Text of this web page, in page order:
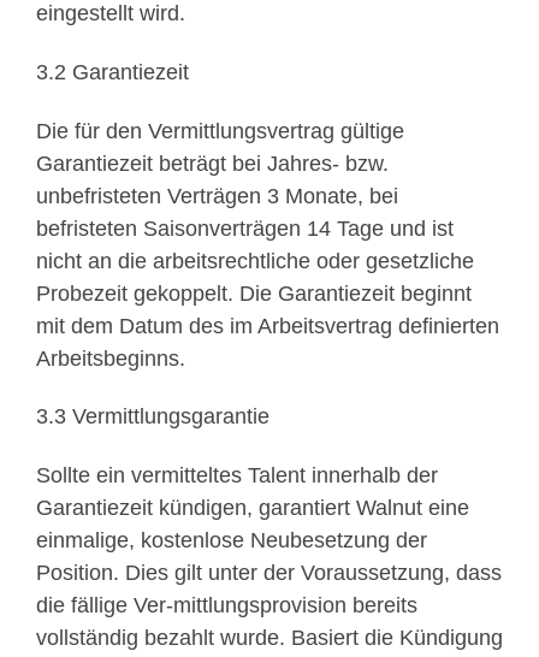
eingestellt wird.
3.2 Garantiezeit
Die für den Vermittlungsvertrag gültige
Garantiezeit beträgt bei Jahres- bzw.
unbefristeten Verträgen 3 Monate, bei
befristeten Saisonverträgen 14 Tage und ist
nicht an die arbeitsrechtliche oder gesetzliche
Probezeit gekoppelt. Die Garantiezeit beginnt
mit dem Datum des im Arbeitsvertrag definierten
Arbeitsbeginns.
3.3 Vermittlungsgarantie
Sollte ein vermitteltes Talent innerhalb der
Garantiezeit kündigen, garantiert Walnut eine
einmalige, kostenlose Neubesetzung der
Position. Dies gilt unter der Voraussetzung, dass
die fällige Ver-mittlungsprovision bereits
vollständig bezahlt wurde. Basiert die Kündigung